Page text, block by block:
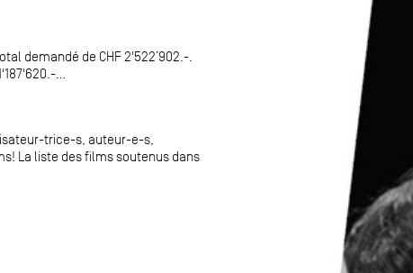
demandé de CHF 2'522’902.-.
...
trice-s, auteur-e-s,
La liste des films soutenus dans